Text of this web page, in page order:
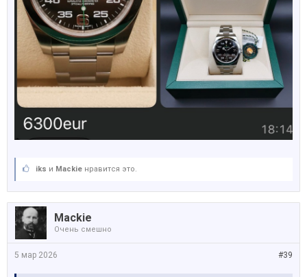
iks и Mackie нравится это.
Mackie
Очень смешно
#39
5 мар 2026